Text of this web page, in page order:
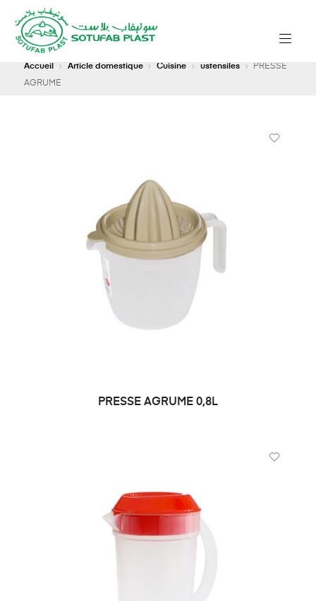
Accueil Article domestique Cuisine ustensiles
PRESSE
AGRUME
PRESSE AGRUME 0,8L